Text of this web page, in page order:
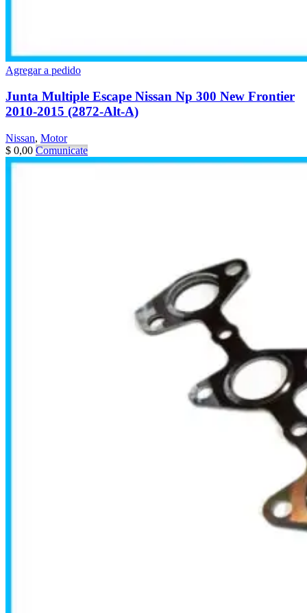
Agregar a pedido
Junta Multiple Escape Nissan Np 300 New Frontier
2010-2015 (2872-Alt-A)
Nissan, Motor
$ 0,00 Comunicate